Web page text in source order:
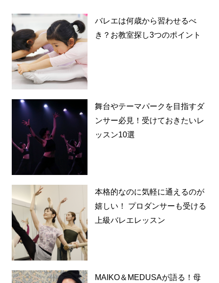
バレエは何歳から習わせるべ
き？お教室探し3つのポイント
舞台やテーマパークを目指すダ
ンサー必見！受けておきたいレ
ッスン10選
本格的なのに気軽に通えるのが
嬉しい！ プロダンサーも受ける
上級バレエレッスン
MAIKO＆MEDUSAが語る！母